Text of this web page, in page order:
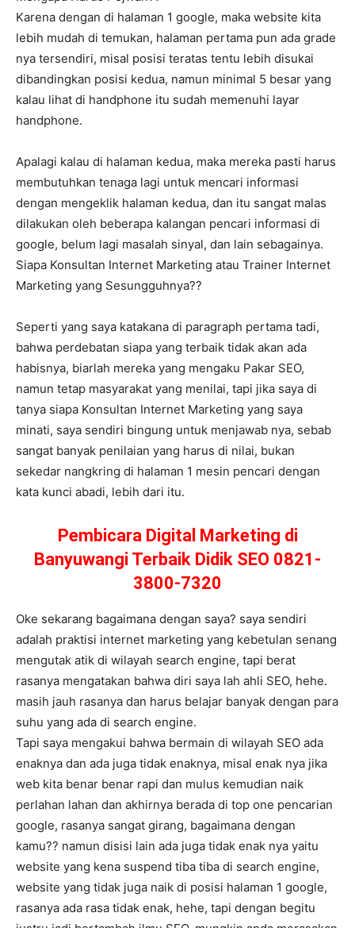
Karena dengan di halaman 1 google, maka website kita
lebih mudah di temukan, halaman pertama pun ada grade
nya tersendiri, misal posisi teratas tentu lebih disukai
dibandingkan posisi kedua, namun minimal 5 besar yang
kalau lihat di handphone itu sudah memenuhi layar
handphone.
Apalagi kalau di halaman kedua, maka mereka pasti harus
membutuhkan tenaga lagi untuk mencari informasi
dengan mengeklik halaman kedua, dan itu sangat malas
dilakukan oleh beberapa kalangan pencari informasi di
google, belum lagi masalah sinyal, dan lain sebagainya.
Siapa Konsultan Internet Marketing atau Trainer Internet
Marketing yang Sesungguhnya??
Seperti yang saya katakana di paragraph pertama tadi,
bahwa perdebatan siapa yang terbaik tidak akan ada
habisnya, biarlah mereka yang mengaku Pakar SEO,
namun tetap masyarakat yang menilai, tapi jika saya di
tanya siapa Konsultan Internet Marketing yang saya
minati, saya sendiri bingung untuk menjawab nya, sebab
sangat banyak penilaian yang harus di nilai, bukan
sekedar nangkring di halaman 1 mesin pencari dengan
kata kunci abadi, lebih dari itu.
Pembicara Digital Marketing di
Banyuwangi Terbaik Didik SEO 0821-
3800-7320
Oke sekarang bagaimana dengan saya? saya sendiri
adalah praktisi internet marketing yang kebetulan senang
mengutak atik di wilayah search engine, tapi berat
rasanya mengatakan bahwa diri saya lah ahli SEO, hehe.
masih jauh rasanya dan harus belajar banyak dengan para
suhu yang ada di search engine.
Tapi saya mengakui bahwa bermain di wilayah SEO ada
enaknya dan ada juga tidak enaknya, misal enak nya jika
web kita benar benar rapi dan mulus kemudian naik
perlahan lahan dan akhirnya berada di top one pencarian
google, rasanya sangat girang, bagaimana dengan
kamu?? namun disisi lain ada juga tidak enak nya yaitu
website yang kena suspend tiba tiba di search engine,
website yang tidak juga naik di posisi halaman 1 google,
rasanya ada rasa tidak enak, hehe, tapi dengan begitu